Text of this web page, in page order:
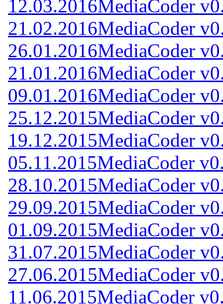
12.03.2016MediaCoder
21.02.2016MediaCoder
26.01.2016MediaCoder
21.01.2016MediaCoder
09.01.2016MediaCoder
25.12.2015MediaCoder
19.12.2015MediaCoder
05.11.2015MediaCoder
28.10.2015MediaCoder
29.09.2015MediaCoder
01.09.2015MediaCoder
31.07.2015MediaCoder
27.06.2015MediaCoder
11.06.2015MediaCoder